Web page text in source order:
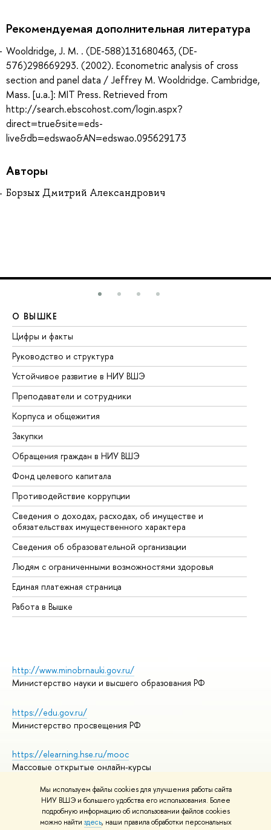
Мы используем файлы cookies для улучшения работы сайта
НИУ ВШЭ и большего удобства его использования. Более
подробную информацию об использовании файлов cookies
можно найти здесь, наши правила обработки персональных
Рекомендуемая дополнительная литература
Wooldridge, J. M. . (DE-588)131680463, (DE-
576)298669293. (2002). Econometric analysis of cross
section and panel data / Jeffrey M. Wooldridge. Cambridge,
Mass. [u.a.]: MIT Press. Retrieved from
http://search.ebscohost.com/login.aspx?
direct=true&site=eds-
live&db=edswao&AN=edswao.095629173
Авторы
Борзых Дмитрий Александрович
О ВЫШКЕ
Цифры и факты
Руководство и структура
Устойчивое развитие в НИУ ВШЭ
Преподаватели и сотрудники
Корпуса и общежития
Закупки
Обращения граждан в НИУ ВШЭ
Фонд целевого капитала
Противодействие коррупции
Сведения о доходах, расходах, об имуществе и
обязательствах имущественного характера
Сведения об образовательной организации
Людям с ограниченными возможностями здоровья
Единая платежная страница
Работа в Вышке
http://www.minobrnauki.gov.ru/
Министерство науки и высшего образования РФ
https://edu.gov.ru/
Министерство просвещения РФ
https://elearning.hse.ru/mooc
Массовые открытые онлайн-курсы
© НИУ ВШЭ 1993–2026
Адреса и контакты